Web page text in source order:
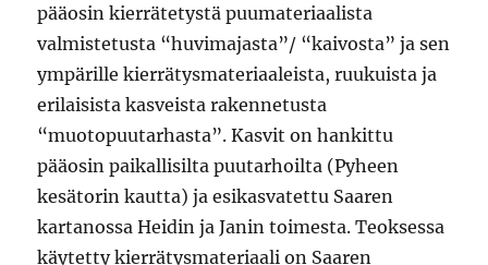
pääosin kierrätetystä puumateriaalista
valmistetusta “huvimajasta”/ “kaivosta” ja sen
ympärille kierrätysmateriaaleista, ruukuista ja
erilaisista kasveista rakennetusta
“muotopuutarhasta”. Kasvit on hankittu
pääosin paikallisilta puutarhoilta (Pyheen
kesätorin kautta) ja esikasvatettu Saaren
kartanossa Heidin ja Janin toimesta. Teoksessa
käytetty kierrätysmateriaali on Saaren